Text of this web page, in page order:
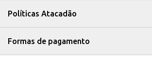
Políticas Atacadão
Formas de pagamento